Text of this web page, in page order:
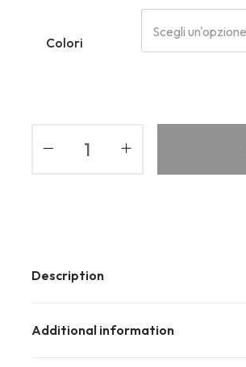
Privacy Policy
Colori
Scegli un'opzione
Description
Additional information